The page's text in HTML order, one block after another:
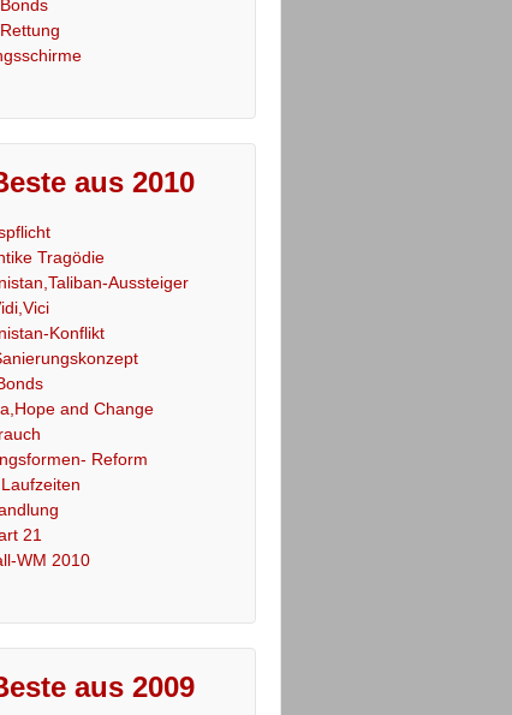
aus 2010
Tragödie
Aussteiger
Konflikt
and Change
Reform
21
WM 2010
aus 2009